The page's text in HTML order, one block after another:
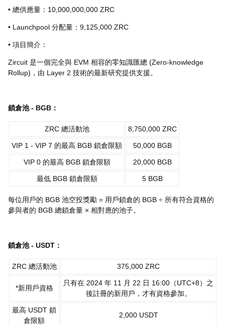
• 總供應量：10,000,000,000 ZRC
• Launchpool 分配量：9,125,000 ZRC
• 項目簡介：
Zircuit 是一個完全與 EVM 相容的零知識匯總 (Zero-knowledge
Rollup)，由 Layer 2 技術的最新研究提供支援。
鎖倉池 - BGB：
ZRC 總活動池 8,750,000 ZRC
VIP 1 - VIP 7 的最高 BGB 鎖倉限額 50,000 BGB
VIP 0 的最高 BGB 鎖倉限額 20,000 BGB
最低 BGB 鎖倉限額 5 BGB
每位用戶的 BGB 池空投獎勵 = 用戶鎖倉的 BGB ÷ 所有符合資格的
參與者的 BGB 總鎖倉量 × 相對應的池子。
鎖倉池 - USDT：
ZRC 總活動池 375,000 ZRC
*新用戶資格
只有在 2024 年 11 月 22 日 16:00（UTC+8）之
後註冊的新用戶，才有資格參加。
最高 USDT 鎖
倉限額
2,000 USDT